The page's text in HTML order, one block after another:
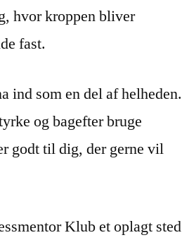
hvor kroppen bliver
fast.
ind som en del af helheden.
og bagefter bruge
godt til dig, der gerne vil
Klub et oplagt sted